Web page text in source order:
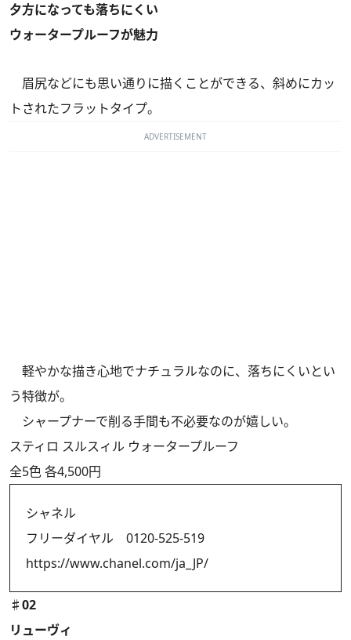
夕方になっても落ちにくい
ウォータープルーフが魅力
眉尻などにも思い通りに描くことができる、斜めにカッ
トされたフラットタイプ。
ADVERTISEMENT
軽やかな描き心地でナチュラルなのに、落ちにくいとい
う特徴が。
シャープナーで削る手間も不必要なのが嬉しい。
スティロ スルスィル ウォータープルーフ
全5色 各4,500円
シャネル
フリーダイヤル 0120-525-519
https://www.chanel.com/ja_JP/
♯02
リューヴィ